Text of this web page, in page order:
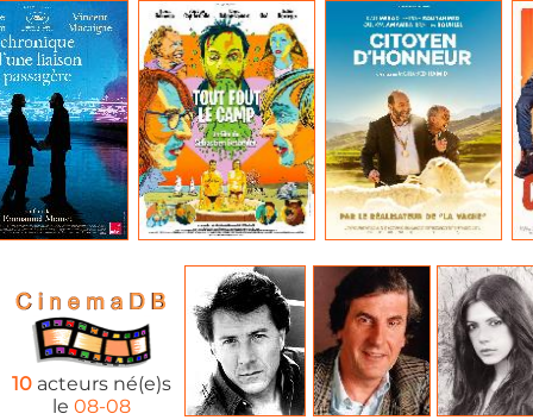
10acteurs né(e)s
le 08-08